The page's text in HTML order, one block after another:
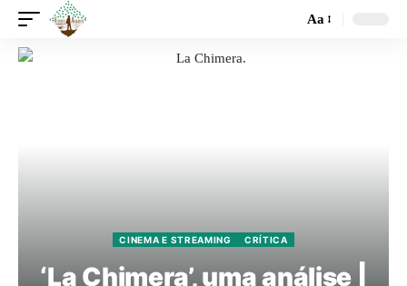
Aa
CINEMA E STREAMING CRÍTICA
‘La Chimera’, uma análise |